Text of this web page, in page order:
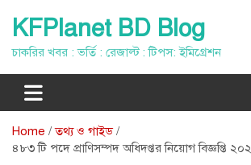
content
KFPlanet BD Blog
চাকরির খবর : ভর্তি : রেজাল্ট : টিপস: ইমিগ্রেশন
Home
তথ্য ও গাইড
৪৮৩ টি পদে প্রাণিসম্পদ অধিদপ্তর নিয়োগ বিজ্ঞপ্তি